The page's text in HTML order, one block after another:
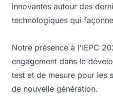
innovantes autour des
technologiques qui
Notre présence à l'IEPC
engagement dans le
test et de mesure pour les
de nouvelle génération.